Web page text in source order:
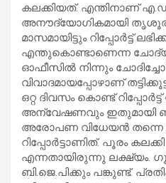
കലക്കിയത്. എന്തിനാണ്
അനൗദ്യോഗികമായി
മാസമായിട്ടും റിപ്പോര്‍ട്ട്
എന്തുകൊണ്ടാണെന്ന
ഓഫീസില്‍ നിന്നും
വിവാദമായപ്പോഴാണ്
ഒറ്റ ദിവസം കൊണ്ട്
അന്വേഷണവും ഇതുമായി
അരോപണ വിധേയന്‍ തന്നെ
റിപ്പോര്‍ട്ടാണിത്. പൂരം
എന്നതായിരുന്നു ലക്ഷ്യം.
ബി.ജെ.പിക്കും പങ്കുണ്ട്.